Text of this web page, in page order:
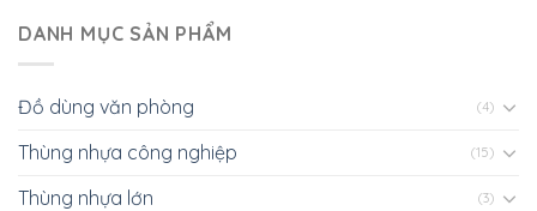
DANH MỤC SẢN PHẨM
Đồ dùng văn phòng (4)
Thùng nhựa công nghiệp (15)
Thùng nhựa lớn (3)